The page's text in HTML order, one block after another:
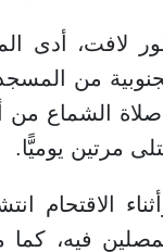
لافت، أدى
من
صلاة الشماع
مرتين يوميًّا.
الاقتحام
فيه، كما